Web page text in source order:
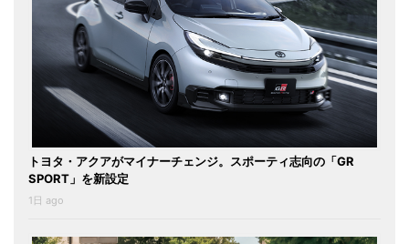
トヨタ・アクアがマイナーチェンジ。スポーティ志向の「GR
SPORT」を新設定
1日 ago